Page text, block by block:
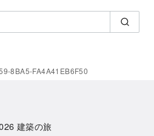
8BA5-FA4A41EB6F50
建築の旅